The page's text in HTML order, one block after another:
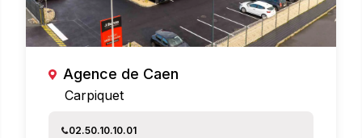
Agence de Caen
Carpiquet
02.50.10.10.01